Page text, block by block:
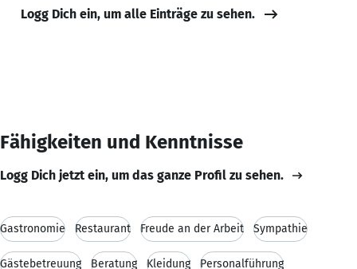
Logg Dich ein, um alle Einträge zu sehen.
Fähigkeiten und Kenntnisse
Logg Dich jetzt ein, um das ganze Profil zu sehen.
Gastronomie Restaurant Freude an der Arbeit Sympathie
Gästebetreuung Beratung Kleidung Personalführung